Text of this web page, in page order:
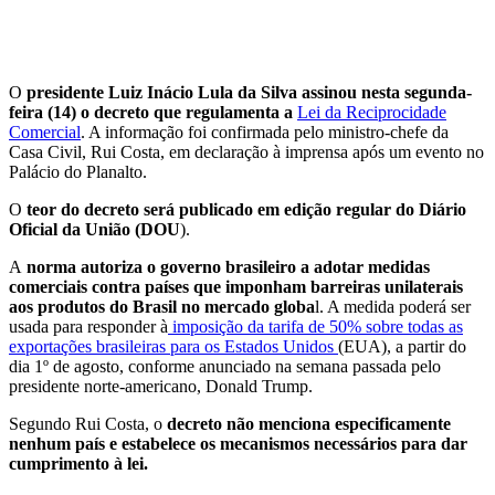
O presidente Luiz Inácio Lula da Silva assinou nesta segunda-
feira (14) o decreto que regulamenta a Lei da Reciprocidade
Comercial. A informação foi confirmada pelo ministro-chefe da
Casa Civil, Rui Costa, em declaração à imprensa após um evento no
Palácio do Planalto.
O teor do decreto será publicado em edição regular do Diário
Oficial da União (DOU).
A norma autoriza o governo brasileiro a adotar medidas
comerciais contra países que imponham barreiras unilaterais
aos produtos do Brasil no mercado global. A medida poderá ser
usada para responder à imposição da tarifa de 50% sobre todas as
exportações brasileiras para os Estados Unidos (EUA), a partir do
dia 1º de agosto, conforme anunciado na semana passada pelo
presidente norte-americano, Donald Trump.
Segundo Rui Costa, o decreto não menciona especificamente
nenhum país e estabelece os mecanismos necessários para dar
cumprimento à lei.